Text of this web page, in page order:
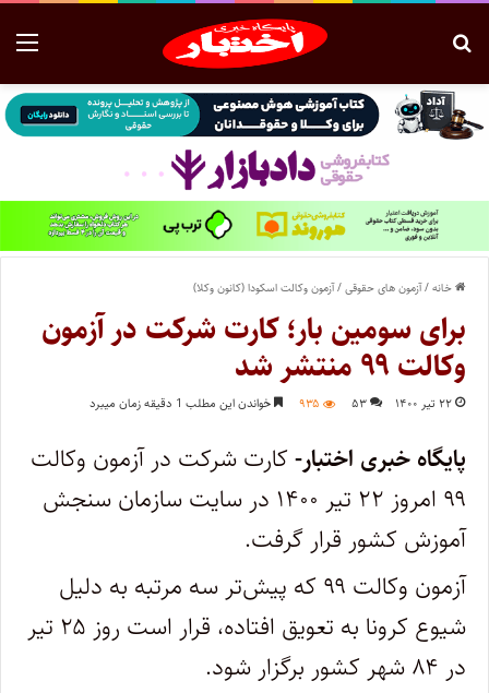
خانه/آزمون های حقوقی/آزمون وکالت اسکودا (کانون وکلا)
برای سومین بار؛ کارت شرکت در آزمون
وکالت ۹۹ منتشر شد
۲۲ تیر ۱۴۰۰ ۵۳ ۹۳۵ خواندن این مطلب 1 دقیقه زمان میبرد
پایگاه خبری اختبار-کارت شرکت در آزمون وکالت
۹۹ امروز ۲۲ تیر ۱۴۰۰ در سایت سازمان سنجش
آموزش کشور قرار گرفت.
آزمون وکالت ۹۹ که پیش‌تر سه مرتبه به دلیل
شیوع کرونا به تعویق افتاده، قرار است روز ۲۵ تیر
در ۸۴ شهر کشور برگزار شود.